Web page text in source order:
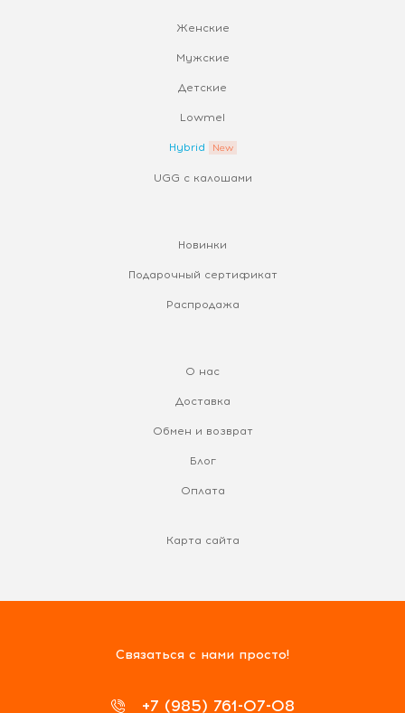
Женские
Мужские
Детские
Lowmel
Hybrid
UGG с калошами
Новинки
Подарочный сертификат
Распродажа
О нас
Доставка
Обмен и возврат
Блог
Оплата
Карта сайта
Связаться с нами просто!
+7 (985) 761-07-08